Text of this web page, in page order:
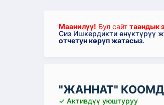
Маанилүү! Бул сайт таандык
Сиз Ишкердикти өнүктүрүү
отчетун көрүп жатасыз.
"ЖАННАТ"
✓ Активдүү уюштуруу